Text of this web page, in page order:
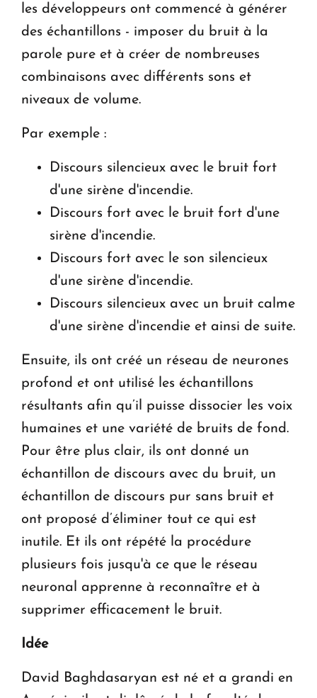
les développeurs ont commencé à générer
des échantillons - imposer du bruit à la
parole pure et à créer de nombreuses
combinaisons avec différents sons et
niveaux de volume.
Par exemple :
Discours silencieux avec le bruit fort
d'une sirène d'incendie.
Discours fort avec le bruit fort d'une
sirène d'incendie.
Discours fort avec le son silencieux
d'une sirène d'incendie.
Discours silencieux avec un bruit calme
d'une sirène d'incendie et ainsi de suite.
Ensuite, ils ont créé un réseau de neurones
profond et ont utilisé les échantillons
résultants afin qu’il puisse dissocier les voix
humaines et une variété de bruits de fond.
Pour être plus clair, ils ont donné un
échantillon de discours avec du bruit, un
échantillon de discours pur sans bruit et
ont proposé d’éliminer tout ce qui est
inutile. Et ils ont répété la procédure
plusieurs fois jusqu'à ce que le réseau
neuronal apprenne à reconnaître et à
supprimer efficacement le bruit.
Idée
David Baghdasaryan est né et a grandi en